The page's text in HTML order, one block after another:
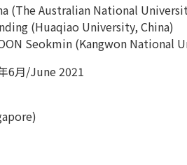
(The Australian National
(Huaqiao University, China)
Seokmin (Kangwon National
6月/June 2021